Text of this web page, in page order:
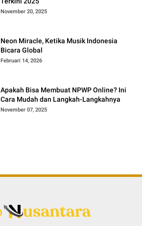
November 20, 2025
Neon Miracle, Ketika Musik Indonesia
Bicara Global
Februari 14, 2026
Apakah Bisa Membuat NPWP Online? Ini
Cara Mudah dan Langkah-Langkahnya
November 07, 2025